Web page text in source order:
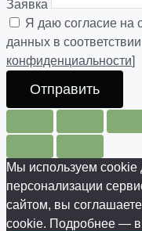
Заявка
Я даю согласие на
данных в
конфиденциальности]
Отправить
Мы используем cookie
персонализации
сайтом, вы
cookie. Подробнее — в